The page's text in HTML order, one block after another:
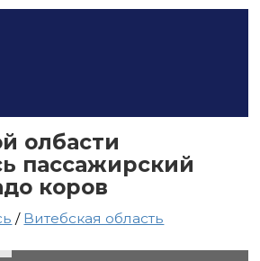
олбасти
пассажирский
коров
/ Витебская область